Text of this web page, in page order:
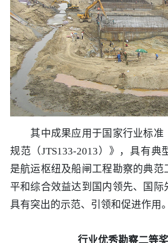
其中成果应用于国家行业标准
规范（JTS133-2013）》，具有典
是航运枢纽及船闸工程勘察的典范
平和综合效益达到国内领先、国际
具有突出的示范、引领和促进作用。
行业优秀勘察二等